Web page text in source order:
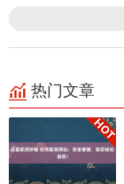
热门文章